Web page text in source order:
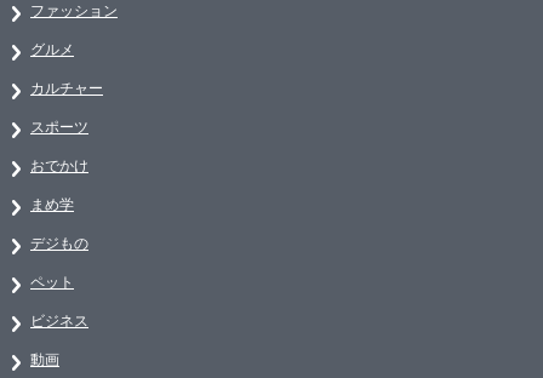
ファッション
グルメ
カルチャー
スポーツ
おでかけ
まめ学
デジもの
ペット
ビジネス
動画